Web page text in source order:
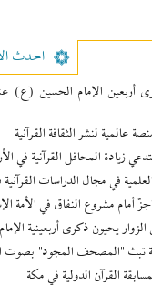
احدث
أربعين الإمام الحسين (ع)
عالمية لنشر الثقافة القرآنية
زيادة المحافل القرآنية في
في مجال الدراسات القرآنية
أمام مشروع النفاق في الأمة
يحيون ذكرى أربعينية
تبث "المصحف المجود" بصوت